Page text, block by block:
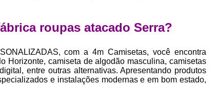
Desenvolvimento
Desenvolvimento de
Desenvolvimento de
Desenvolvimento
roupas atacado Serra?
com a 4m Camisetas, você encontra
Horizonte, camiseta de algodão masculina, camisetas
entre outras alternativas. Apresentando produtos
e instalações modernas e em bom estado,